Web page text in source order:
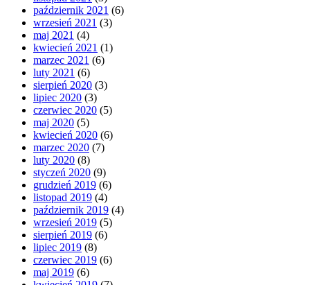
październik 2021 (6)
wrzesień 2021 (3)
maj 2021 (4)
kwiecień 2021 (1)
marzec 2021 (6)
luty 2021 (6)
sierpień 2020 (3)
lipiec 2020 (3)
czerwiec 2020 (5)
maj 2020 (5)
kwiecień 2020 (6)
marzec 2020 (7)
luty 2020 (8)
styczeń 2020 (9)
grudzień 2019 (6)
listopad 2019 (4)
październik 2019 (4)
wrzesień 2019 (5)
sierpień 2019 (6)
lipiec 2019 (8)
czerwiec 2019 (6)
maj 2019 (6)